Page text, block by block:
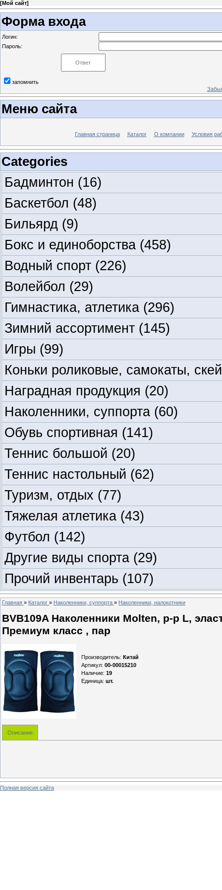
[Мой сайт]
Форма входа
Логин:
Пароль:
запомнить
Меню сайта
Главная страница Каталог О компании Условия
Categories
Бадминтон (16)
Баскетбол (48)
Бильярд (9)
Бокс и единоборства (458)
Водный спорт (226)
Волейбол (29)
Гимнастика, атлетика (296)
Зимний ассортимент (145)
Игры (99)
Коньки роликовые, самокаты,
Наградная продукция (20)
Наколенники, суппорта (60)
Обувь спортивная (141)
Теннис большой (20)
Теннис настольный (62)
Туризм, отдых (77)
Тяжелая атлетика (43)
Футбол (142)
Другие виды спорта (29)
Прочий инвентарь (107)
Главная » Каталог » Наколенники, суппорта » Наколенники, налокотники
BVB109A Наколенники Molten, р-р L,
Премиум класс , пар
Производитель: Китай
Артикул: 00-00015210
Наличие: 19
Единица: шт.
Описание
Полная версия сайта